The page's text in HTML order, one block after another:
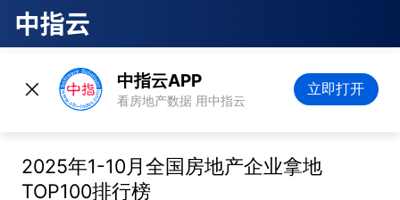
中指云APP
看房地产数据 用中指云
立即打开
2025年1-10月全国房地产企业拿地
TOP100排行榜